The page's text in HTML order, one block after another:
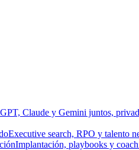
Claude y Gemini juntos,
Executive search, RPO y talento
Implantación, playbooks y